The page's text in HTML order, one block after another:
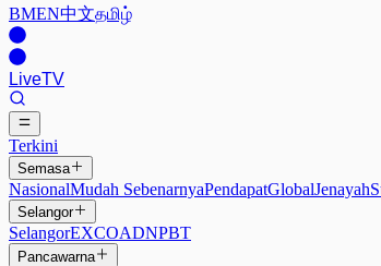
BMEN中文தமிழ்
LiveTV
Terkini
Semasa
NasionalMudah SebenarnyaPendapatGlobalJenayah
Selangor
SelangorEXCOADNPBT
Pancawarna